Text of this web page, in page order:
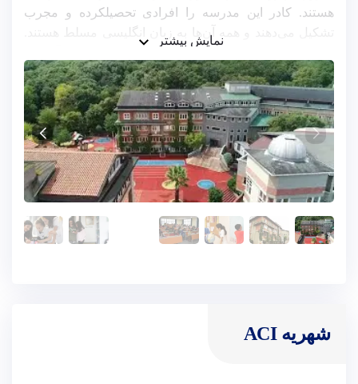
هستند. کادر این مدرسه را افرادی تحصیلکرده و مجرب
تشکیل می‌دهند و همه آن‌ها به زبان انگلیسی مسلط هستند.
کانادا و اروپا تشکیل داده‌اند. فضای بین‌المللی مدرسه ACI
این امکان را برای دانش‌آموزان فراهم می‌سازد که با
فرهنگ‌ها، عقاید و دیدگاه‌های مختلف آشنا شده و احترام به
تفاوت‌ها را بیاموزند.
نمایش بیشتر
شهریه ACI